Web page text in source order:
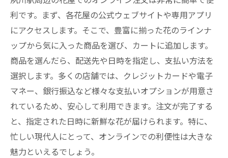
利です。まず、各花屋の公式ウェブサイトや専用アプリ
にアクセスします。そこで、豊富に揃った花のラインナ
ップから気に入った商品を選び、カートに追加します。
商品を選んだら、配送先や日時を指定し、支払い方法を
選択します。多くの店舗では、クレジットカードや電子
マネー、銀行振込など様々な支払いオプションが用意さ
れているため、安心して利用できます。注文が完了する
と、指定された日時に新鮮な花が届けられます。特に、
忙しい現代人にとって、オンラインでの利便性は大きな
魅力といえるでしょう。